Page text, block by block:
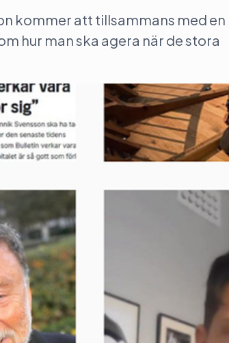
kommer att tillsammans med en
hur man ska agera när de stora